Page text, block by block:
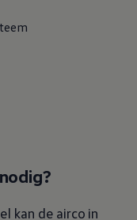
kan de airco in